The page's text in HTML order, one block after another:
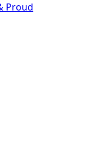
Proud